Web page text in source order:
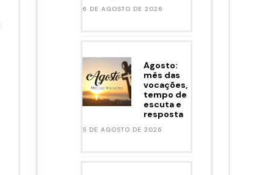
6 DE AGOSTO DE 2026
Agosto:
mês das
vocações,
tempo de
escuta e
resposta
5 DE AGOSTO DE 2026